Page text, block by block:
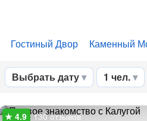
Гостиный Двор Каменный
Выбрать дату 1 чел.
130 отзывов